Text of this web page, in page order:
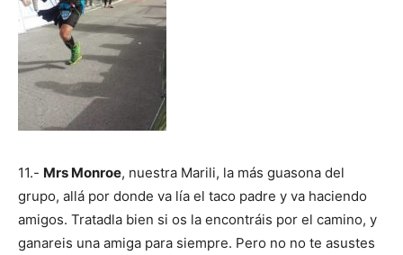
11.- Mrs Monroe, nuestra Marili, la más guasona del
grupo, allá por donde va lía el taco padre y va haciendo
amigos. Tratadla bien si os la encontráis por el camino, y
ganareis una amiga para siempre. Pero no no te asustes